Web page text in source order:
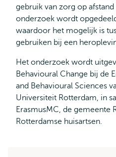
gebruik van zorg op
onderzoek wordt
waardoor het mogelijk is
gebruiken bij een
Het onderzoek wordt
Behavioural Change bij de
and Behavioural Sciences
Universiteit Rotterdam, in
ErasmusMC, de gemeente
Rotterdamse huisartsen.